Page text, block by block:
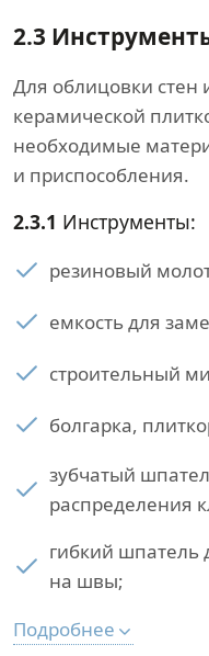
2.3
Для облицовки стен
керамической
необходимые
и приспособления.
2.3.1 Инструменты:
резиновый
емкость для
строительный
болгарка,
зубчатый
распределения
гибкий шпатель
на швы;
Подробнее